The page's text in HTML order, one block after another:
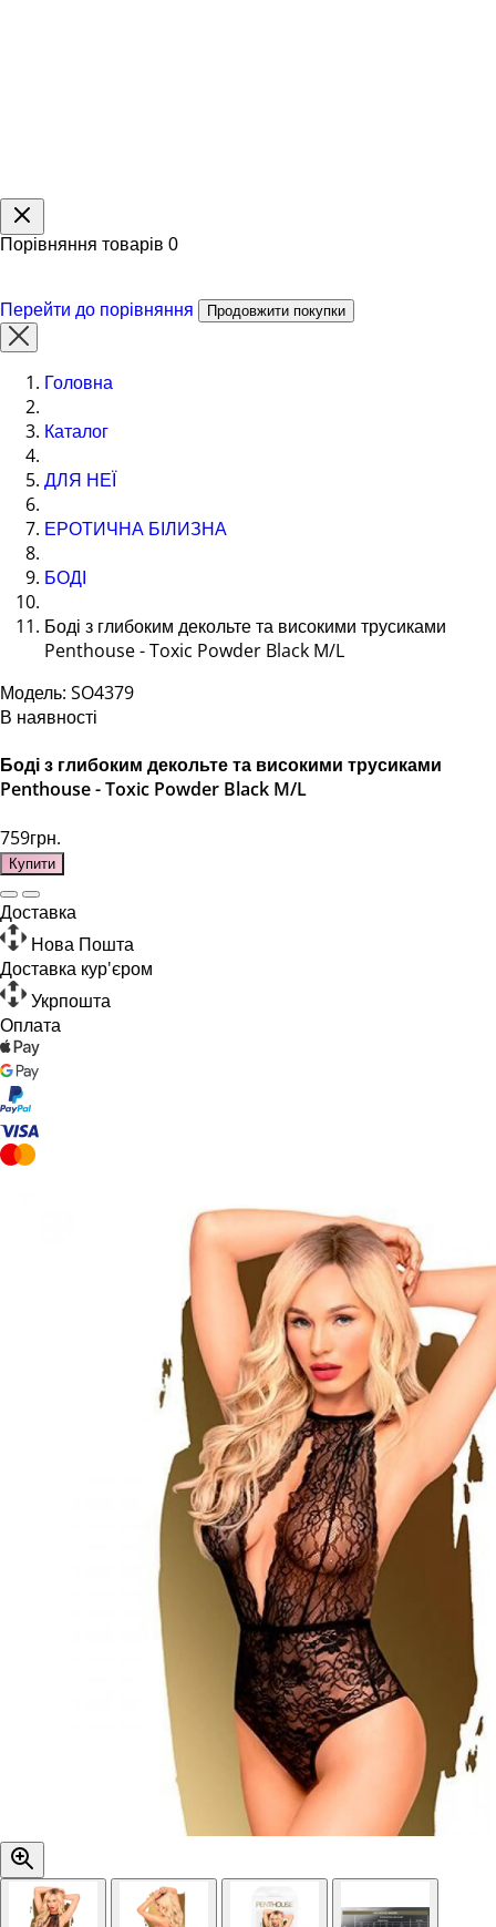
Порівняння товарів 0
Перейти до порівняння Продовжити покупки
Головна
Каталог
ДЛЯ НЕЇ
ЕРОТИЧНА БІЛИЗНА
БОДІ
Боді з глибоким декольте та високими трусиками
Penthouse - Toxic Powder Black M/L
Модель: SO4379
В наявності
Боді з глибоким декольте та високими трусиками
Penthouse - Toxic Powder Black M/L
759грн.
Купити
Доставка
Нова Пошта
Доставка кур'єром
Укрпошта
Оплата